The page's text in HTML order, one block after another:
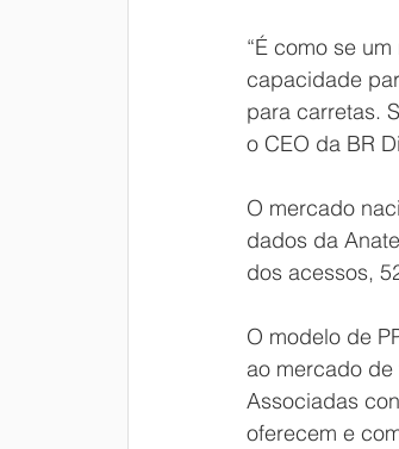
“É como se
capacidade
para carretas.
o CEO da BR
O mercado
dados da
dos acessos,
O modelo de
ao mercado
Associadas
oferecem e